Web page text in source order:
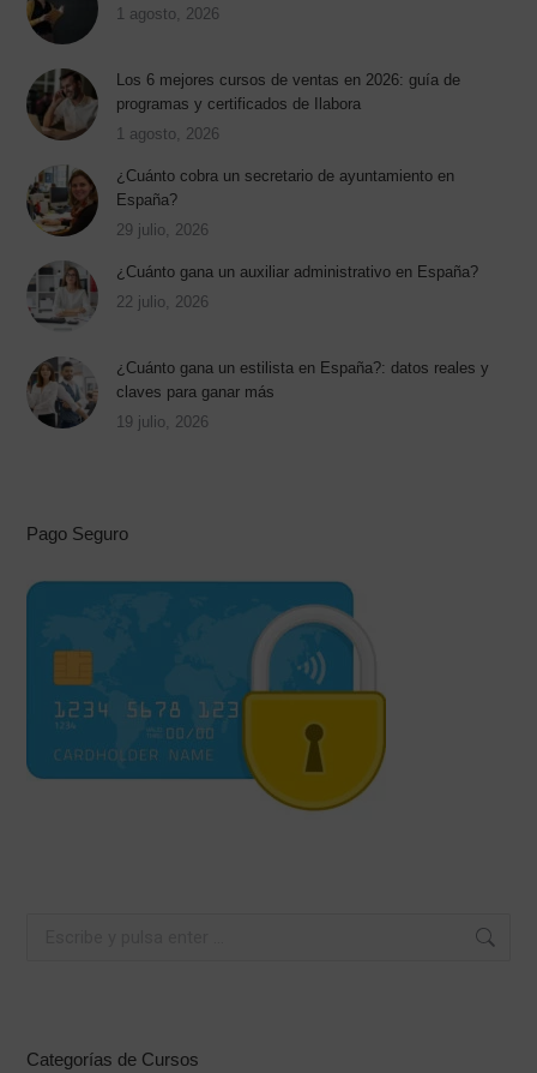
1 agosto, 2026
Los 6 mejores cursos de ventas en 2026: guía de
programas y certificados de Ilabora
1 agosto, 2026
¿Cuánto cobra un secretario de ayuntamiento en
España?
29 julio, 2026
¿Cuánto gana un auxiliar administrativo en España?
22 julio, 2026
¿Cuánto gana un estilista en España?: datos reales y
claves para ganar más
19 julio, 2026
Pago Seguro
Categorías de Cursos